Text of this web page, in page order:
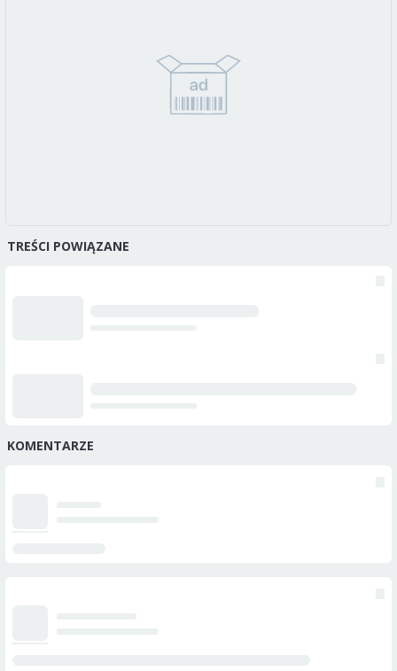
TREŚCI POWIĄZANE
KOMENTARZE